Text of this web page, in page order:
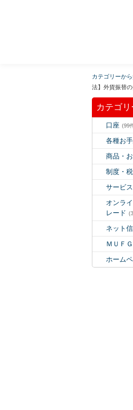
カテゴリーか
法】外貨振替
カテゴ
口座 (99
各種お
商品・お
制度・
サービス
オンラ
レード
ネット信
ＭＵＦ
ホーム